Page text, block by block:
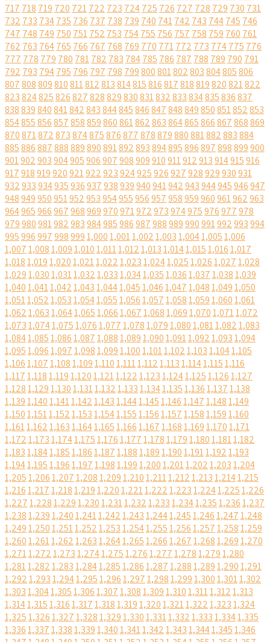
717 718 719 720 721722 723 724725 726 727 728 729 730 731
732 733 734735 736 737 738 739 740 741742 743 744745 746
747 748 749 750 751752 753 754755 756 757 758 759 760 761
762 763 764765 766 767 768 769 770 771772 773 774775 776
777 778 779 780 781782 783 784785 786 787 788 789 790 791
792 793 794795 796 797 798 799800801802803804805806
807808809810811812813814815816817818819820821822
823824825826827828829830831832833834835836837
838839840841842843844845846847848849850851852853
854855856857858859860861862863864865866867868869
870871872873874875876877878879880881882883884
885886887888889890891892893894895896897898899900
901902903904905906907908909910911912913914915916
917918919920921922923924925926927928929930931
932933934935936937938939940941942943944945946947
948949950951952953954955956957958959960961962963
964965966967968969970971972973974975976977978
979980981982983984985986987988989990991992993994
9959969979989991,0001,0011,0021,0031,0041,0051,006
1,0071,0081,0091,0101,0111,0121,0131,0141,0151,0161,017
1,0181,0191,0201,0211,0221,0231,0241,0251,0261,0271,028
1,0291,0301,0311,0321,0331,0341,0351,0361,0371,0381,039
1,0401,0411,0421,0431,0441,0451,0461,0471,0481,0491,050
1,0511,0521,0531,0541,0551,0561,0571,0581,0591,0601,061
1,0621,0631,0641,0651,0661,0671,0681,0691,0701,0711,072
1,0731,0741,0751,0761,0771,0781,0791,0801,0811,0821,083
1,0841,0851,0861,0871,0881,0891,0901,0911,0921,0931,094
1,0951,0961,0971,0981,0991,1001,1011,1021,1031,1041,105
1,1061,1071,1081,1091,1101,1111,1121,1131,1141,1151,116
1,1171,1181,1191,1201,1211,1221,1231,1241,1251,1261,127
1,1281,1291,1301,1311,1321,1331,1341,1351,1361,1371,138
1,1391,1401,1411,1421,1431,1441,1451,1461,1471,1481,149
1,1501,1511,1521,1531,1541,1551,1561,1571,1581,1591,160
1,1611,1621,1631,1641,1651,1661,1671,1681,1691,1701,171
1,1721,1731,1741,1751,1761,1771,1781,1791,1801,1811,182
1,1831,1841,1851,1861,1871,1881,1891,1901,1911,1921,193
1,1941,1951,1961,1971,1981,1991,2001,2011,2021,2031,204
1,2051,2061,2071,2081,2091,2101,2111,2121,2131,2141,215
1,2161,2171,2181,2191,2201,2211,2221,2231,2241,2251,226
1,2271,2281,2291,2301,2311,2321,2331,2341,2351,2361,237
1,2381,2391,2401,2411,2421,2431,2441,2451,2461,2471,248
1,2491,2501,2511,2521,2531,2541,2551,2561,2571,2581,259
1,2601,2611,2621,2631,2641,2651,2661,2671,2681,2691,270
1,2711,2721,2731,2741,2751,2761,2771,2781,2791,280
1,2811,2821,2831,2841,2851,2861,2871,2881,2891,2901,291
1,2921,2931,2941,2951,2961,2971,2981,2991,3001,3011,302
1,3031,3041,3051,3061,3071,3081,3091,3101,3111,3121,313
1,3141,3151,3161,3171,3181,3191,3201,3211,3221,3231,324
1,3251,3261,3271,3281,3291,3301,3311,3321,3331,3341,335
1,3361,3371,3381,3391,3401,3411,3421,3431,3441,3451,346